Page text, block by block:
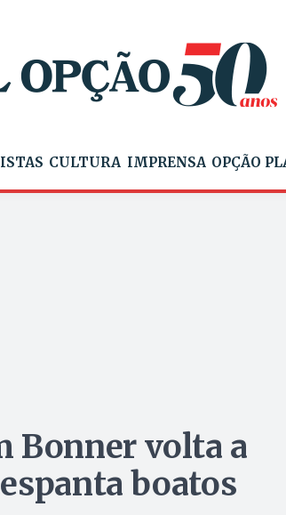
CULTURA IMPRENSA OPÇÃO
Bonner volta a
boatos